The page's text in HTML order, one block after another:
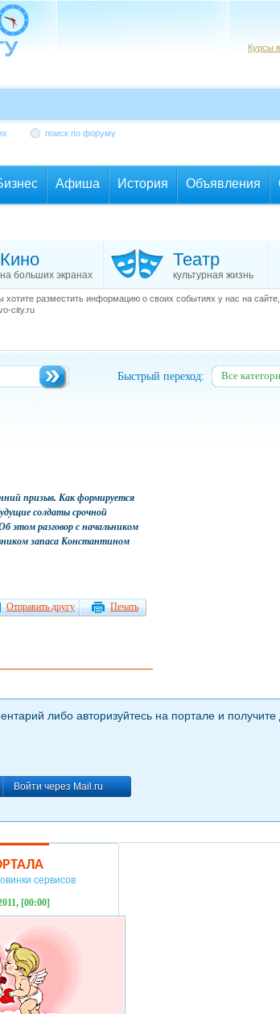
Курсы
поиск по форуму
Афиша История Объявления
Кино
на больших экранах
Театр
культурная жизнь
хотите разместить информацию о своих событиях у нас на
city.ru
Быстрый переход: Все
призыв. Как формируется
солдаты срочной
этом разговор с начальником
запаса Константином
Отправить другу Печать
либо авторизуйтесь на портале и получите
Войти через Mail.ru
Войти через Mail.ru
сервисов
[00:00]